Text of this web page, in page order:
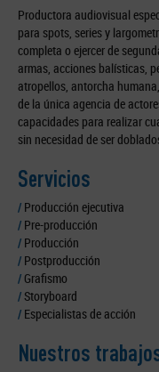
Productora audiovisual
para spots, series y
completa o ejercer de
armas, acciones balísticas,
atropellos, antorcha
de la única agencia de
capacidades para realizar
sin necesidad de ser
Servicios
/ Producción ejecutiva
/ Pre-producción
/ Producción
/ Postproducción
/ Grafismo
/Storyboard
/ Especialistas de acción
Nuestros